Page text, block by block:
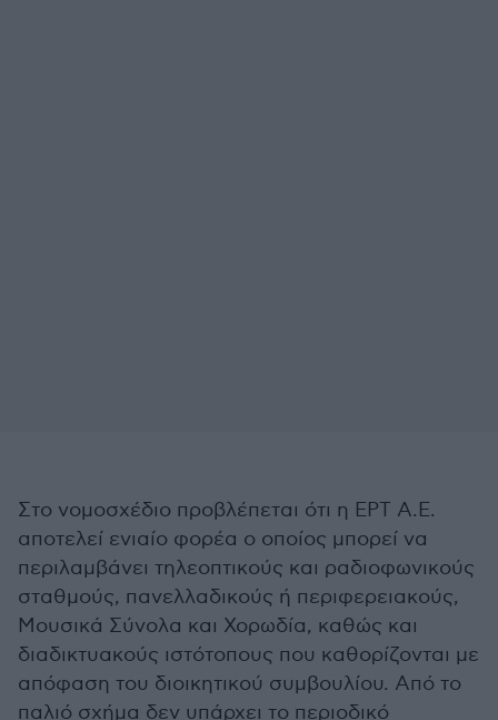
Στο νομοσχέδιο προβλέπεται ότι η ΕΡΤ Α.Ε.
αποτελεί ενιαίο φορέα ο οποίος μπορεί να
περιλαμβάνει τηλεοπτικούς και ραδιο­φωνικούς
σταθμούς, πανελλαδικούς ή περιφερειακούς,
Μουσικά Σύνολα και Χορωδία, καθώς και
διαδικτυακούς ιστότοπους που καθορίζονται με
απόφαση του διοικητικού συμβουλίου. Από το
παλιό σχήμα δεν υπάρχει το περιοδικό